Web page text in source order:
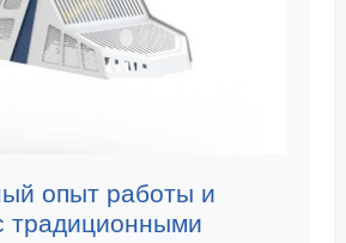
опыт работы и
традиционными